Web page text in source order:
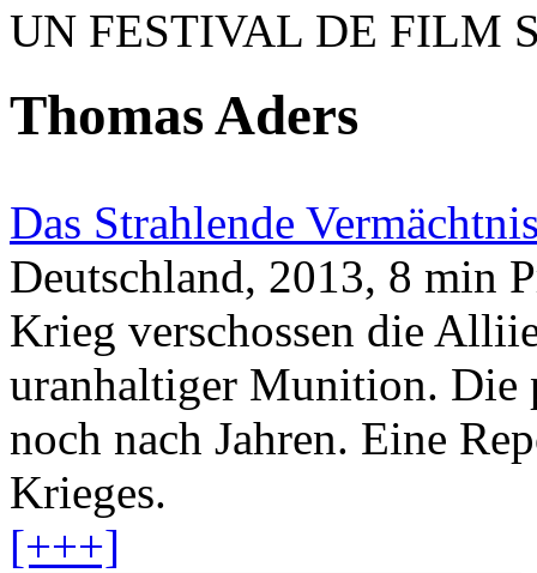
UN FESTIVAL DE FILM
Thomas Aders
Das Strahlende
Deutschland, 2013, 8 min
Krieg verschossen die
uranhaltiger Munition. Die
noch nach Jahren. Eine
Krieges.
[+++]